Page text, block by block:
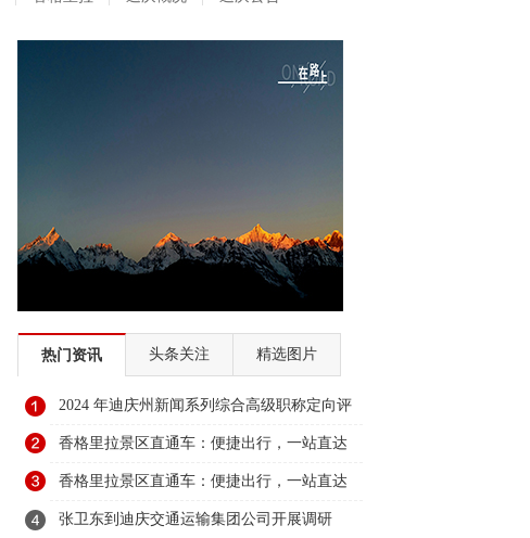
热门资讯 头条关注 精选图片
2024 年迪庆州新闻系列综合高级职称定向评
审通过人员名单公示
香格里拉景区直通车：便捷出行，一站直达
美景
香格里拉景区直通车：便捷出行，一站直达
美景
张卫东到迪庆交通运输集团公司开展调研